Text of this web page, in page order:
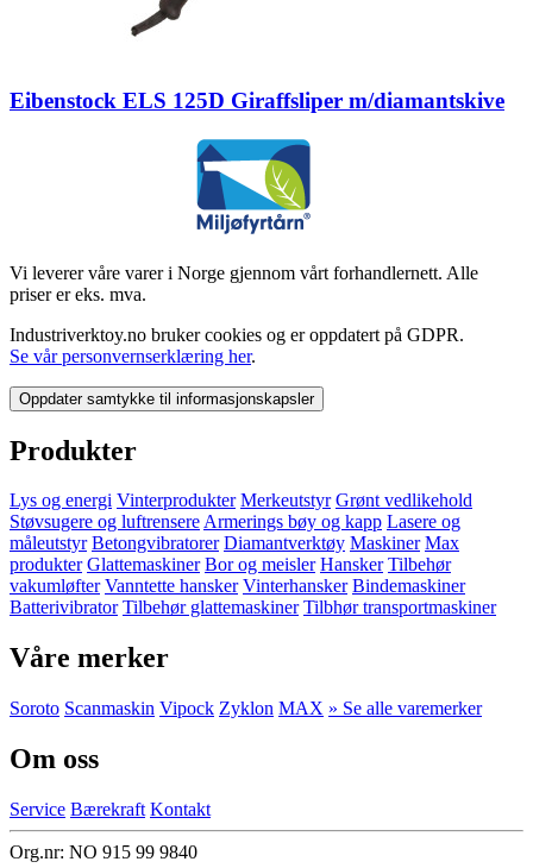
Eibenstock ELS 125D Giraffsliper m/diamantskive
Vi leverer våre varer i Norge gjennom vårt forhandlernett. Alle
priser er eks. mva.
Industriverktoy.no bruker cookies og er oppdatert på GDPR.
Se vår personvernserklæring her.
Oppdater samtykke til informasjonskapsler
Produkter
Lys og energi Vinterprodukter Merkeutstyr Grønt vedlikehold
Støvsugere og luftrensereArmerings bøy og kapp Lasere og
måleutstyr Betongvibratorer Diamantverktøy Maskiner Max
produkter Glattemaskiner Bor og meisler Hansker Tilbehør
vakumløfter Vanntette hansker Vinterhansker Bindemaskiner
Batterivibrator Tilbehør glattemaskiner Tilbhør transportmaskiner
Våre merker
Soroto Scanmaskin Vipock Zyklon MAX » Se alle varemerker
Om oss
Service Bærekraft Kontakt
Org.nr: NO 915 99 9840